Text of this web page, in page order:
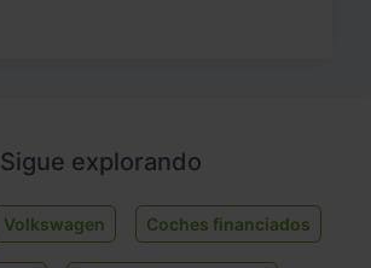
Sigue explorando
Volkswagen Coches financiados